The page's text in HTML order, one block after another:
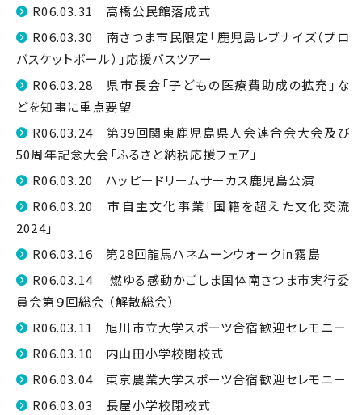
R06.03.31 高橋公民館落成式
R06.03.30 南さつま市民限定「鹿児島レブナイズ（プロ
バスケットボール）」応援バスツアー
R06.03.28 県市長会「子どもの医療費助成の拡充」な
どを知事に重点要望
R06.03.24 第39回関東鹿児島県人会連合会大会及び
50周年記念大会「ふるさと納税応援フェア」
R06.03.20 ハッピードリームサーカス鹿児島公演
R06.03.20 市自主文化事業「国籍を超えた文化交流
2024」
R06.03.16 第28回龍馬ハネムーンウォーク㏌霧島
R06.03.14 燃ゆる感動かごしま国体南さつま市実行委
員会第９回総会 （解散総会）
R06.03.11 旭川市立大学スポーツ合宿歓迎セレモニー
R06.03.10 内山田小学校閉校式
R06.03.04 東京農業大学スポーツ合宿歓迎セレモニー
R06.03.03 長屋小学校閉校式